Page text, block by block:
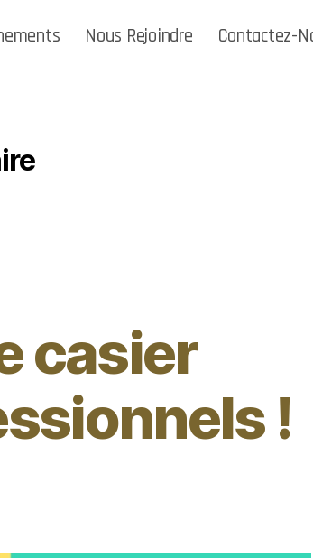
Nous Rejoindre Contactez-
casier
!